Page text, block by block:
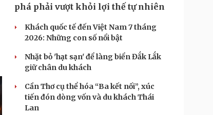
phá phải vượt khỏi lợi thế tự nhiên
Khách quốc tế đến Việt Nam 7 tháng
2026: Những con số nổi bật
Nhặt bỏ 'hạt sạn' để làng biển Đắk Lắk
giữ chân du khách
Cần Thơ cụ thể hóa “Ba kết nối”, xúc
tiến đón dòng vốn và du khách Thái
Lan